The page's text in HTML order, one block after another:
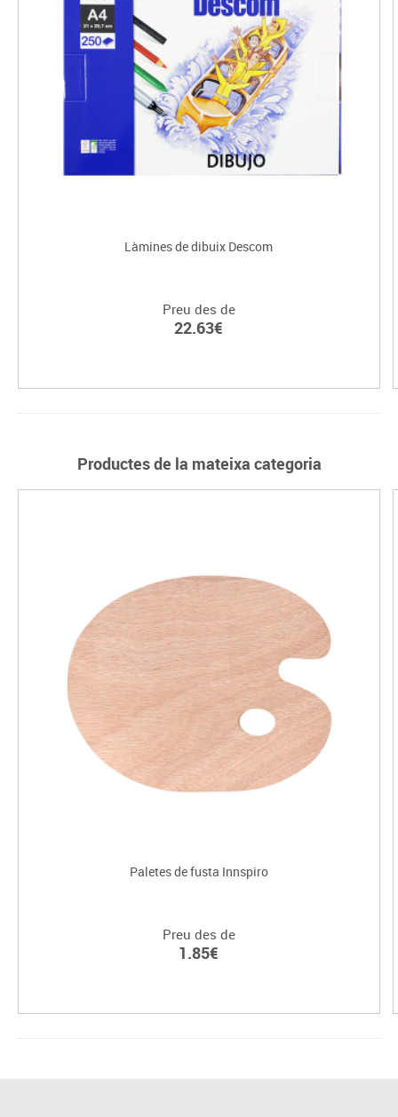
Làmines de dibuix Descom
Preu des de
22.63€
Productes de la mateixa categoria
Paletes de fusta Innspiro
Preu des de
1.85€